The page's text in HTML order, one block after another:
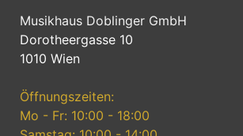
Musikhaus Doblinger GmbH
Dorotheergasse 10
1010 Wien
Öffnungszeiten:
Mo - Fr: 10:00 - 18:00